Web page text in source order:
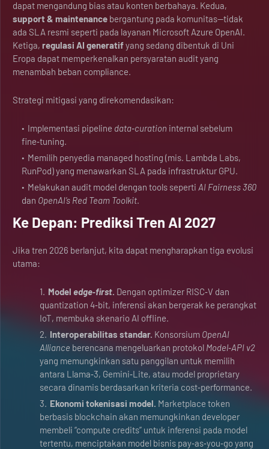
dapat mengandung bias atau konten berbahaya. Kedua,
support & maintenance bergantung pada komunitas—tidak
ada SLA resmi seperti pada layanan Microsoft Azure OpenAI.
Ketiga, regulasi AI generatifyang sedang dibentuk di Uni
Eropa dapat memperkenalkan persyaratan audit yang
menambah beban compliance.
Strategi mitigasi yang direkomendasikan:
Implementasi pipeline data‑curation internal sebelum
fine‑tuning.
Memilih penyedia managed hosting (mis. Lambda Labs,
RunPod) yang menawarkan SLA pada infrastruktur GPU.
Melakukan audit model dengan tools seperti AI Fairness 360
dan OpenAI’s Red Team Toolkit.
Ke Depan: Prediksi Tren AI 2027
Jika tren 2026 berlanjut, kita dapat mengharapkan tiga evolusi
utama:
Model edge‑first. Dengan optimizer RISC‑V dan
quantization 4‑bit, inferensi akan bergerak ke perangkat
IoT, membuka skenario AI offline.
Interoperabilitas standar. Konsorsium OpenAI
Alliance berencana mengeluarkan protokol Model‑API v2
yang memungkinkan satu panggilan untuk memilih
antara Llama‑3, Gemini‑Lite, atau model proprietary
secara dinamis berdasarkan kriteria cost‑performance.
Ekonomi tokenisasi model. Marketplace token
berbasis blockchain akan memungkinkan developer
membeli “compute credits” untuk inferensi pada model
tertentu, menciptakan model bisnis pay‑as‑you‑go yang